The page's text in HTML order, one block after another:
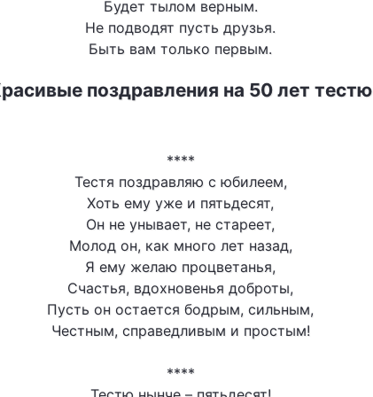
Будет тылом верным.
Не подводят пусть друзья.
Быть вам только первым.
поздравления на 50 лет тестю
****
Тестя поздравляю с юбилеем,
Хоть ему уже и пятьдесят,
Он не унывает, не стареет,
Молод он, как много лет назад,
Я ему желаю процветанья,
Счастья, вдохновенья доброты,
Пусть он остается бодрым, сильным,
Честным, справедливым и простым!
****